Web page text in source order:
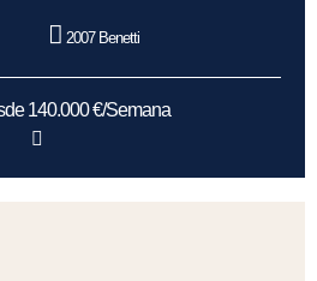
2007 Benetti
140.000 €/Semana